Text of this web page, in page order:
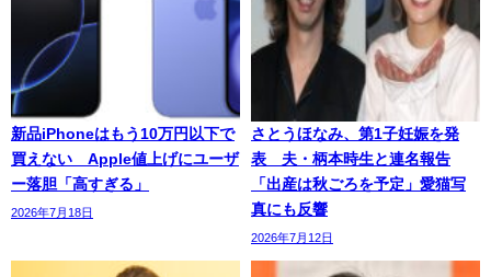
新品iPhoneはもう10万円以下で
買えない Apple値上げにユーザ
ー落胆「高すぎる」
2026年7月18日
さとうほなみ、第1子妊娠を発
表 夫・柄本時生と連名報告
「出産は秋ごろを予定」愛猫写
真にも反響
2026年7月12日